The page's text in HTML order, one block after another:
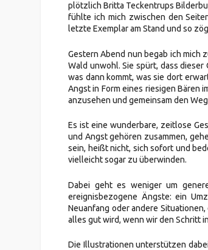
plötzlich Britta Teckentrups
fühlte ich mich zwischen den
letzte Exemplar am Stand und so
Gestern Abend nun begab ich mich
Wald unwohl. Sie spürt, dass
was dann kommt, was sie dort
Angst in Form eines riesigen Bären
anzusehen und gemeinsam den
Es ist eine wunderbare, zeitlose
und Angst gehören zusammen,
sein, heißt nicht, sich sofort und
vielleicht sogar zu überwinden.
Dabei geht es weniger um
ereignisbezogene Ängste: ein
Neuanfang oder andere
alles gut wird, wenn wir den Schritt
Die Illustrationen unterstützen